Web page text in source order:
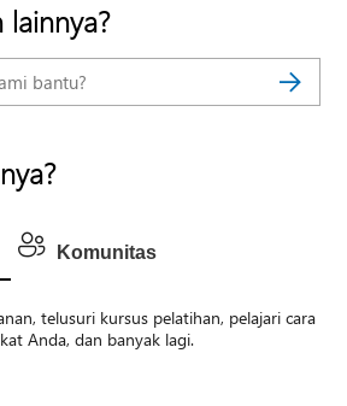
lainnya?
Komunitas
telusuri kursus pelatihan, pelajari cara
Anda, dan banyak lagi.